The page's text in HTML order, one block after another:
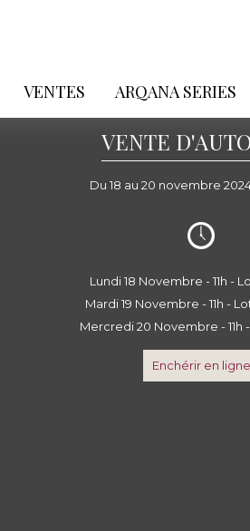
VENTES ARQANA SERIES
VENTE
Du 18 au 20 novembre
Lundi 18 Novembre - 11h -
Mardi 19 Novembre - 11h -
Mercredi 20 Novembre - 11h -
Enchérir en ligne